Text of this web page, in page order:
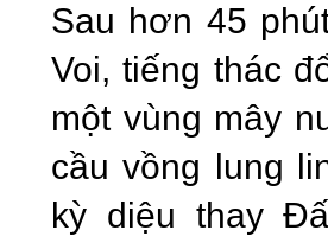
Sau hơn 45
Voi, tiếng thác
một vùng mây
cầu vồng lung
kỳ diệu thay